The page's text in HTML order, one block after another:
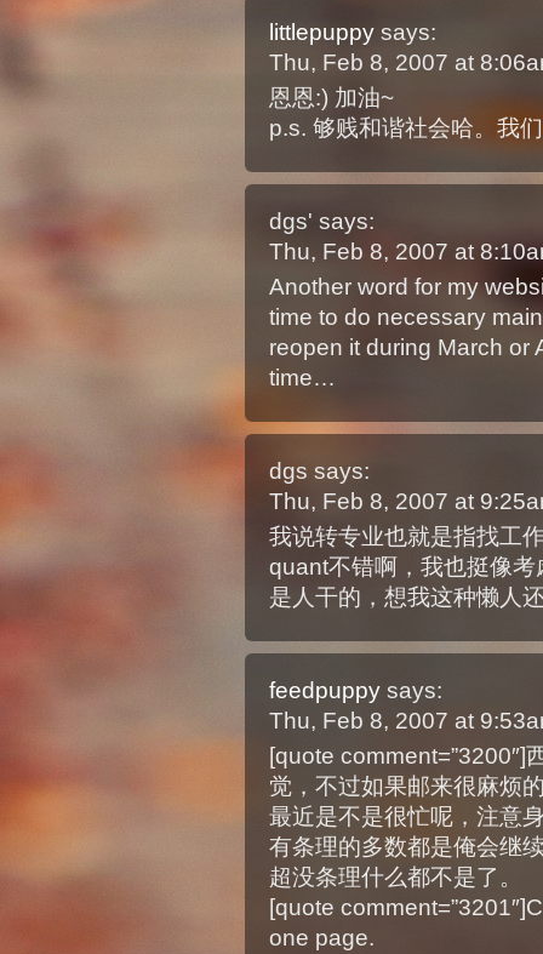
littlepuppy says:
Thu, Feb 8, 2007 at
恩恩:) 加油~
p.s. 够贱和谐社会哈。我
dgs' says:
Thu, Feb 8, 2007 at
Another word for my
time to do necessary
reopen it during March or
time…
dgs says:
Thu, Feb 8, 2007 at
我说转专业也就是指找工
quant不错啊，我也挺像
是人干的，想我这种懒人
feedpuppy says:
Thu, Feb 8, 2007 at
[quote comment=”3200″]
觉，不过如果邮来很麻烦
最近是不是很忙呢，注意
有条理的多数都是俺会继
超没条理什么都不是了。
[quote
one page.